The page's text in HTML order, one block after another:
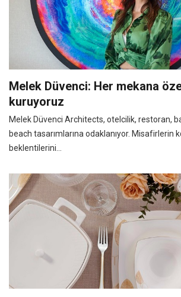
Melek Düvenci: Her mekana
kuruyoruz
Melek Düvenci Architects, otelcilik, restoran,
beach tasarımlarına odaklanıyor. Misafirlerin
beklentilerini...